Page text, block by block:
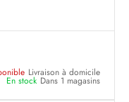
Livraison à domicile
En stock Dans 1 magasins